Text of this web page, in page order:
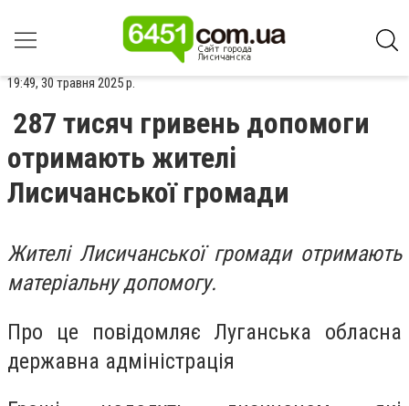
19:49, 30 травня 2025 р.
287 тисяч гривень допомоги
отримають жителі
Лисичанської громади
Жителі Лисичанської громади отримають
матеріальну допомогу.
Про це повідомляє Луганська обласна
державна адміністрація